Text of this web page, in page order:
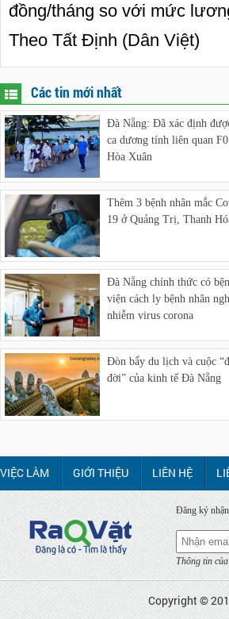
đồng/tháng so với mức
Theo Tất Định (Dân Việt)
Các tin mới nhất
Đà Nẵng: Đã xác định
ca dương tính liên quan
Hòa Xuân
Thêm 3 bệnh nhân mắc
19 ở Quảng Trị, Thanh
Đà Nẵng chính thức có
viện cách ly bệnh nhân
nhiễm virus corona
Đòn bẩy du lịch và cuộc
đời” của kinh tế Đà Nẵng
VIỆC LÀM GIỚI THIỆU LIÊN HỆ
Đăng ký
Thông tin
Copyright ©